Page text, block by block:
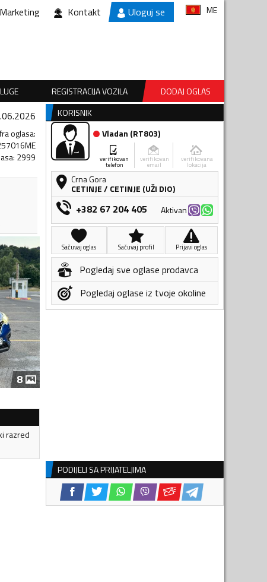
Marketing Kontakt Uloguj se ME
REGISTRACIJA VOZILA
DODAJ OGLAS
oglasa:
: 2999
8
razred
KORISNIK
Vladan (RT803)
verifikovan
telefon
verifikovan
email
verifikovana
lokacija
Crna Gora
CETINJE/ CETINJE (UŽI DIO)
+382 67 204 405 Aktivan
Sačuvaj oglas Sačuvaj profil Prijavi oglas
Pogledaj sve oglase prodavca
Pogledaj oglase iz tvoje okoline
PODIJELI SA PRIJATELJIMA